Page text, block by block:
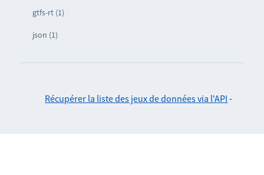
gtfs-rt (1)
json (1)
Récupérer la liste des jeux de données via l'API -